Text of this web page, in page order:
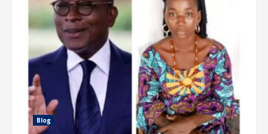
Blog